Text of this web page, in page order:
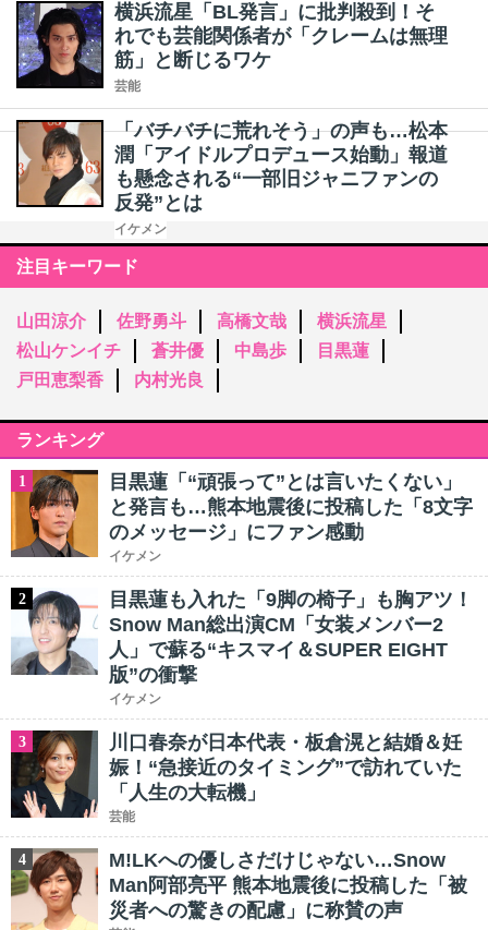
横浜流星「BL発言」に批判殺到！そ
れでも芸能関係者が「クレームは無理
筋」と断じるワケ
芸能
「バチバチに荒れそう」の声も…松本
潤「アイドルプロデュース始動」報道
も懸念される“一部旧ジャニファンの
反発”とは
イケメン
注目キーワード
山田涼介 佐野勇斗 高橋文哉
横浜流星
松山ケンイチ
蒼井優 中島歩
目黒蓮
戸田恵梨香
内村光良
ランキング
1
目黒蓮「“頑張って”とは言いたくない」
と発言も…熊本地震後に投稿した「8文字
のメッセージ」にファン感動
イケメン
2
目黒蓮も入れた「9脚の椅子」も胸アツ！
Snow Man総出演CM「女装メンバー2
人」で蘇る“キスマイ＆SUPER EIGHT
版”の衝撃
イケメン
3
川口春奈が日本代表・板倉滉と結婚＆妊
娠！“急接近のタイミング”で訪れていた
「人生の大転機」
芸能
4
M!LKへの優しさだけじゃない…Snow
Man阿部亮平 熊本地震後に投稿した「被
災者への驚きの配慮」に称賛の声